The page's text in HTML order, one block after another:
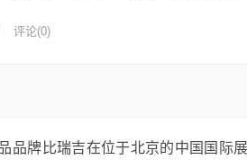
评论(0)
品牌比瑞吉在位于北京的中国国际